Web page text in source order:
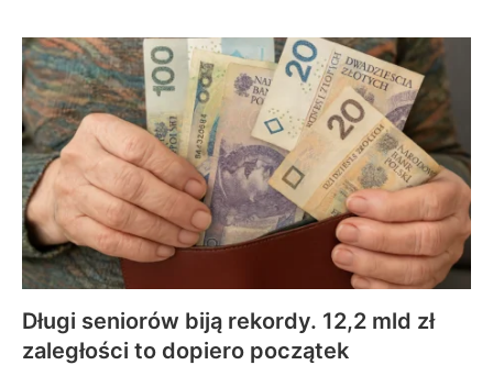
Długi seniorów biją rekordy. 12,2 mld zł
zaległości to dopiero początek